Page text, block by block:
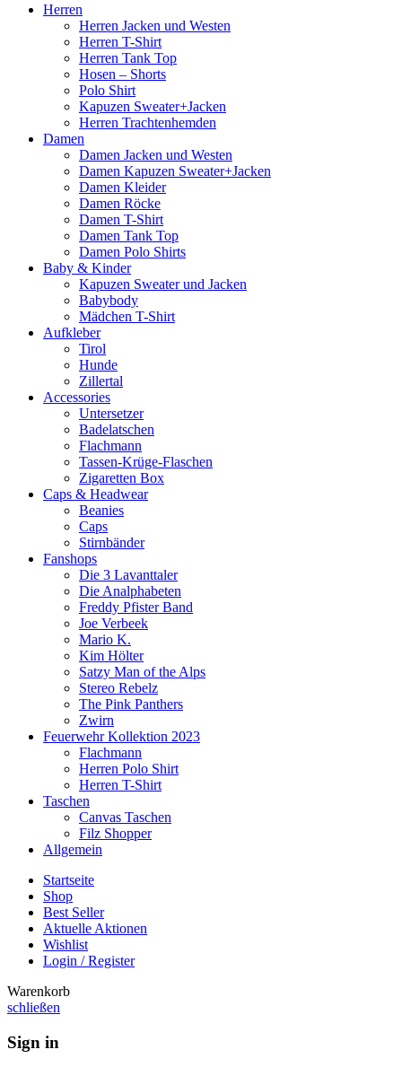
Herren
Herren Jacken und Westen
Herren T-Shirt
Herren Tank Top
Hosen – Shorts
Polo Shirt
Kapuzen Sweater+Jacken
Herren Trachtenhemden
Damen
Damen Jacken und Westen
Damen Kapuzen Sweater+Jacken
Damen Kleider
Damen Röcke
Damen T-Shirt
Damen Tank Top
Damen Polo Shirts
Baby & Kinder
Kapuzen Sweater und Jacken
Babybody
Mädchen T-Shirt
Aufkleber
Tirol
Hunde
Zillertal
Accessories
Untersetzer
Badelatschen
Flachmann
Tassen-Krüge-Flaschen
Zigaretten Box
Caps & Headwear
Beanies
Caps
Stirnbänder
Fanshops
Die 3 Lavanttaler
Die Analphabeten
Freddy Pfister Band
Joe Verbeek
Mario K.
Kim Hölter
Satzy Man of the Alps
Stereo Rebelz
The Pink Panthers
Zwirn
Feuerwehr Kollektion 2023
Flachmann
Herren Polo Shirt
Herren T-Shirt
Taschen
Canvas Taschen
Filz Shopper
Allgemein
Startseite
Shop
Best Seller
Aktuelle Aktionen
Wishlist
Login / Register
Warenkorb
schließen
Sign in